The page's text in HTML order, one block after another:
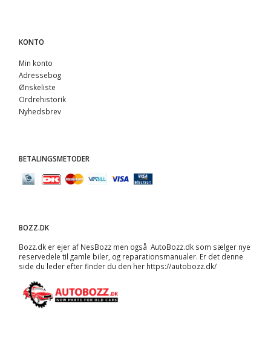
KONTO
Min konto
Adressebog
Ønskeliste
Ordrehistorik
Nyhedsbrev
BETALINGSMETODER
BOZZ.DK
Bozz.dk er ejer af NesBozz men også AutoBozz.dk som sælger nye
reservedele til gamle biler, og reparationsmanualer. Er det denne
side du leder efter finder du den her https://autobozz.dk/